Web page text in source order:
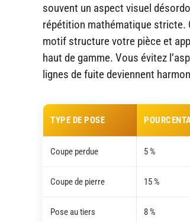
souvent un aspect visuel
répétition mathématique stricte.
motif structure votre pièce et
haut de gamme. Vous évitez
lignes de fuite deviennent
TYPE DE POSE
Coupe perdue 5 %
Coupe de pierre 15 %
Pose au tiers 8 %